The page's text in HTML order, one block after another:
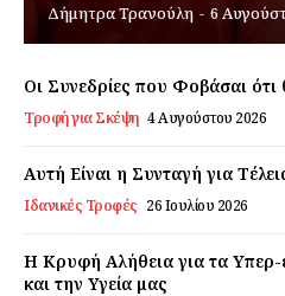
Daily Food
Σχετικά με εμάς
Αποποίηση Ευθυνών
Επικοινωνία
Δήμητρα Τρανούλη - 6
Οι Συνεδρίες που Φοβάσαι
Τροφή για Σκέψη 4 Αυγούστου 2026
Αυτή Είναι η Συνταγή για
Ιδανικές Τροφές 26 Ιουλίου 2026
Η Κρυφή Αλήθεια για τα
και την Υγεία μας